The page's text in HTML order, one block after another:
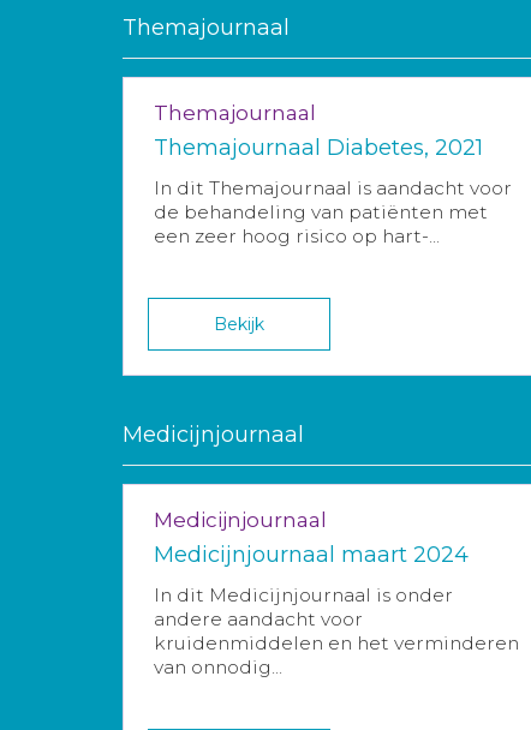
Themajournaal
Themajournaal
Themajournaal Diabetes, 2021
In dit Themajournaal is aandacht voor
de behandeling van patiënten met
een zeer hoog risico op hart-...
Bekijk
Medicijnjournaal
Medicijnjournaal
Medicijnjournaal maart 2024
In dit Medicijnjournaal is onder
andere aandacht voor
kruidenmiddelen en het verminderen
van onnodig...